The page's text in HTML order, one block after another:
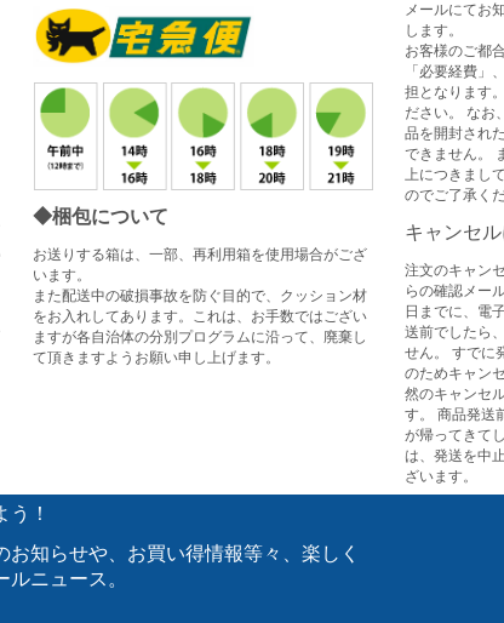
◆梱包について
お送りする箱は、一部、再利用箱を使用場合がござ
います。
また配送中の破損事故を防ぐ目的で、クッション材
をお入れしてあります。これは、お手数ではござい
ますが各自治体の分別プログラムに沿って、廃棄し
て頂きますようお願い申し上げます。
メールにてお
します。
お客様のご都
「必要経費」
担となります
ださい。 なお
品を開封され
できません。
上につきまし
のでご了承くだ
キャンセ
注文のキャン
らの確認メー
日までに、電
送前でしたら
せん。 すでに
のためキャン
然のキャンセ
す。 商品発送
が帰ってきて
は、発送を中
ざいます。
！
知らせや、お買い得情報等々、楽しく
ニュース。